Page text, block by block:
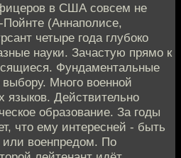
в США совсем не
Пойнте (Аннаполисе,
четыре года глубоко
науки. Зачастую прямо к
Фундаментальные
Много военной
языков. Действительно
образование. За годы
что ему интересней - быть
или военпредом. По